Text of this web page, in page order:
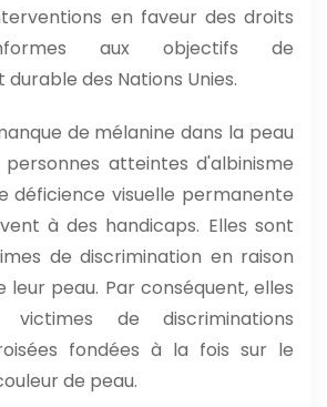
en faveur des droits
aux objectifs de
des Nations Unies.
de mélanine dans la peau
atteintes d'albinisme
déficience visuelle permanente
à des handicaps. Elles sont
de discrimination en raison
leur peau. Par conséquent, elles
de discriminations
fondées à la fois sur le
de peau.